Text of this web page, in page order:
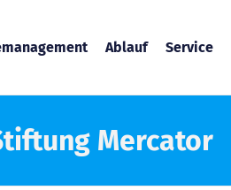
Ablauf Service
Mercator